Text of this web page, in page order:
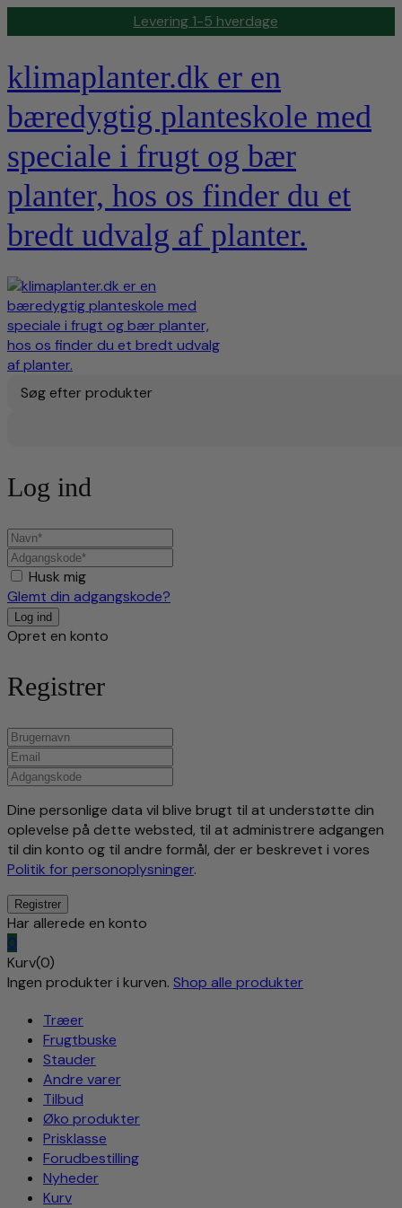
Levering 1-5 hverdage
klimaplanter.dk er en
bæredygtig planteskole med
speciale i frugt og bær
planter, hos os finder du et
bredt udvalg af planter.
Søg efter produkter
Log ind
Husk mig
Glemt din adgangskode?
Opret en konto
Registrer
Dine personlige data vil blive brugt til at understøtte din
oplevelse på dette websted, til at administrere adgangen
til din konto og til andre formål, der er beskrevet i vores
Politik for personoplysninger.
Har allerede en konto
0
Kurv(0)
Ingen produkter i kurven. Shop alle produkter
Træer
Frugtbuske
Stauder
Andre varer
Tilbud
Øko produkter
Prisklasse
Forudbestilling
Nyheder
Kurv